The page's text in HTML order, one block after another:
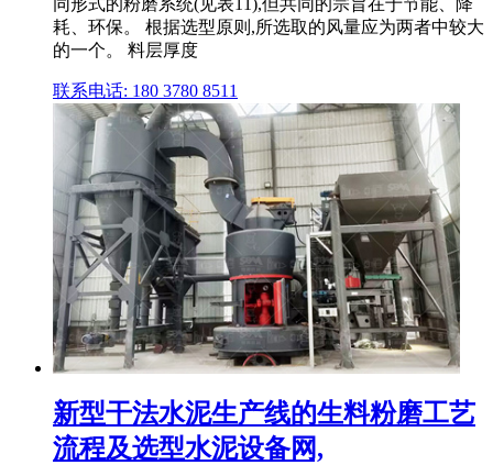
同形式的粉磨系统(见表11),但共同的宗旨在于节能、降
耗、环保。 根据选型原则,所选取的风量应为两者中较大
的一个。 料层厚度
联系电话: 180 3780 8511
新型干法水泥生产线的生料粉磨工艺
流程及选型水泥设备网,